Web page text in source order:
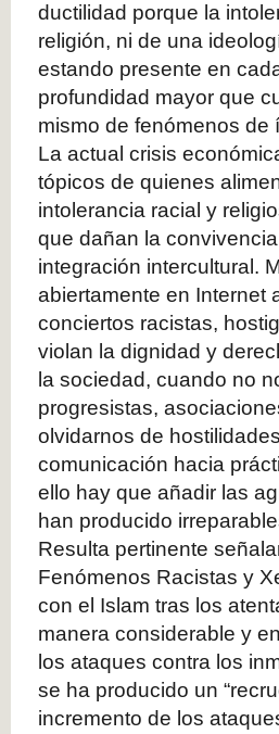
ductilidad porque la
religión, ni de una
estando presente en
profundidad mayor que
mismo de fenómenos de
La actual crisis
tópicos de quienes
intolerancia racial y
que dañan la
integración intercultural.
abiertamente en Internet
conciertos racistas,
violan la dignidad y
la sociedad, cuando no
progresistas,
olvidarnos de
comunicación hacia
ello hay que añadir las
han producido
Resulta pertinente
Fenómenos Racistas y
con el Islam tras los
manera considerable y
los ataques contra los
se ha producido un
incremento de los